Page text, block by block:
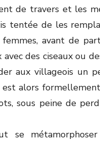
de travers et les
tentée de les
avant de
des ciseaux ou
aux villageois un
est alors
sous peine de
se